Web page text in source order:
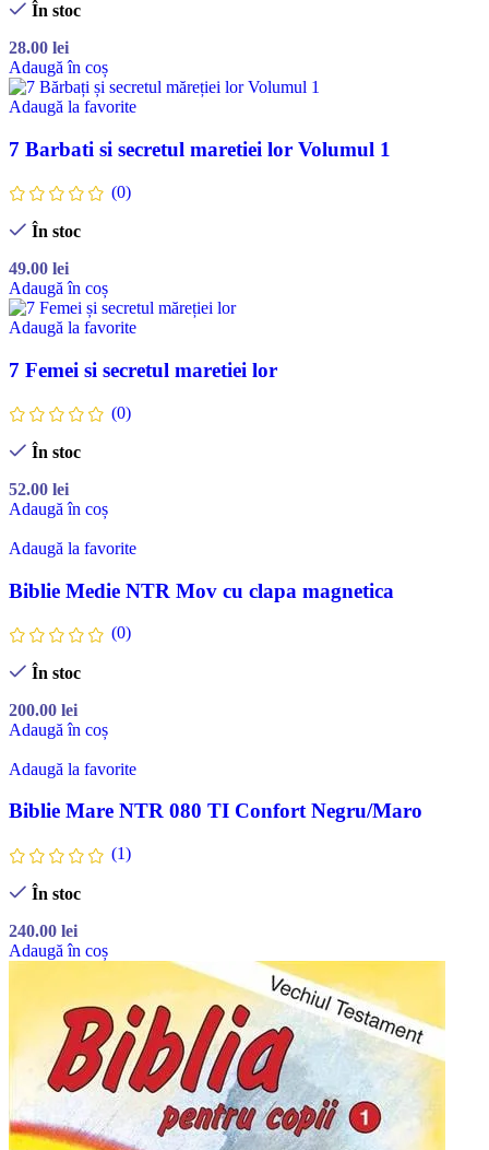
În stoc
28.00 lei
Adaugă în coș
Adaugă la favorite
7 Barbati si secretul maretiei lor Volumul 1
(0)
În stoc
49.00 lei
Adaugă în coș
Adaugă la favorite
7 Femei si secretul maretiei lor
(0)
În stoc
52.00 lei
Adaugă în coș
Adaugă la favorite
Biblie Medie NTR Mov cu clapa magnetica
(0)
În stoc
200.00 lei
Adaugă în coș
Adaugă la favorite
Biblie Mare NTR 080 TI Confort Negru/Maro
(1)
În stoc
240.00 lei
Adaugă în coș